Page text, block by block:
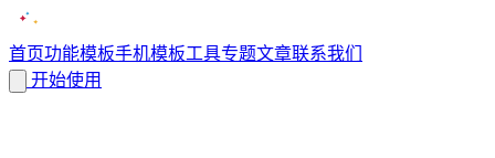
首页功能模板手机模板工具专题文章联系我们
开始使用